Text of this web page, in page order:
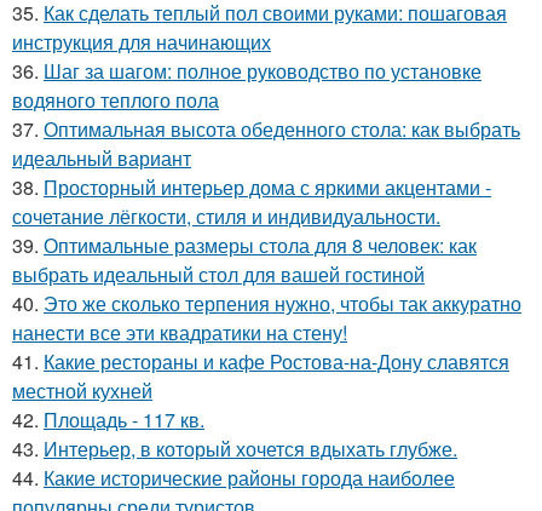
35. Как сделать теплый пол своими руками: пошаговая
инструкция для начинающих
36. Шаг за шагом: полное руководство по установке
водяного теплого пола
37. Оптимальная высота обеденного стола: как выбрать
идеальный вариант
38. Просторный интерьер дома с яркими акцентами -
сочетание лёгкости, стиля и индивидуальности.
39. Оптимальные размеры стола для 8 человек: как
выбрать идеальный стол для вашей гостиной
40. Это же сколько терпения нужно, чтобы так аккуратно
нанести все эти квадратики на стену!
41. Какие рестораны и кафе Ростова-на-Дону славятся
местной кухней
42. Площадь - 117 кв.
43. Интерьер, в который хочется вдыхать глубже.
44. Какие исторические районы города наиболее